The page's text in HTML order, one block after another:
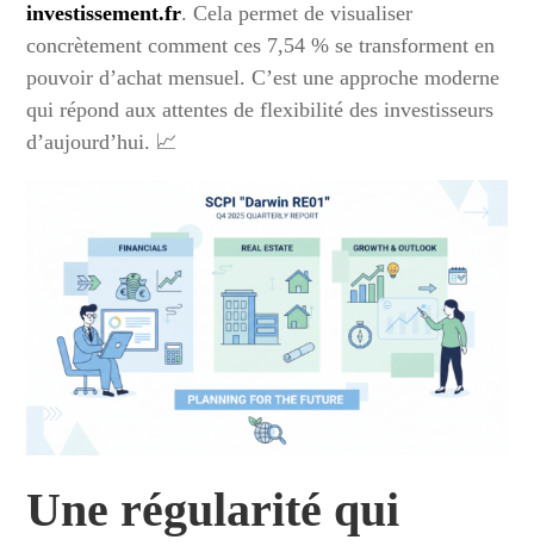
investissement.fr. Cela permet de visualiser
concrètement comment ces 7,54 % se transforment en
pouvoir d’achat mensuel. C’est une approche moderne
qui répond aux attentes de flexibilité des investisseurs
d’aujourd’hui. 📈
Une régularité qui